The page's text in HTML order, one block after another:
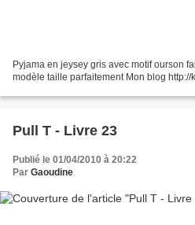
Pyjama en jeysey gris avec motif ourson
modèle taille parfaitement Mon blog
Pull T - Livre 23
Publié le 01/04/2010 à 20:22
Par Gaoudine